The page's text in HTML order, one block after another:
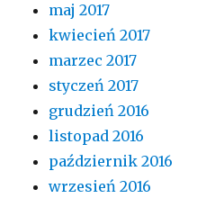
maj 2017
kwiecień 2017
marzec 2017
styczeń 2017
grudzień 2016
listopad 2016
październik 2016
wrzesień 2016